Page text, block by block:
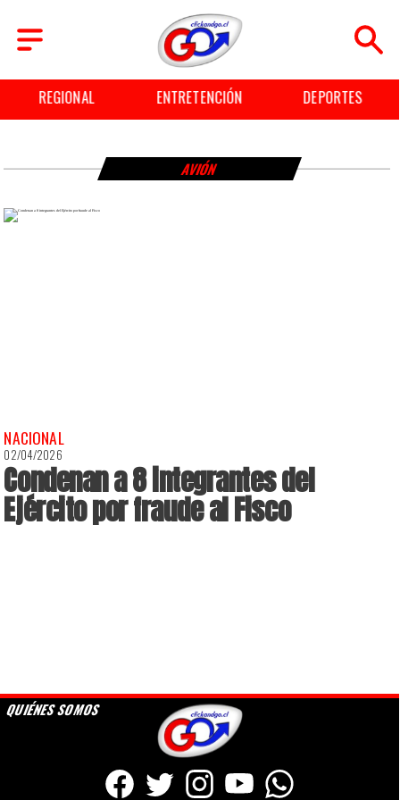
REGIONAL ENTRETENCIÓN DEPORTES
NACIONAL
02/04/2026
Condenan a 8 integrantes del
Ejército por fraude al Fisco
AVIÓN
QUIÉNES SOMOS